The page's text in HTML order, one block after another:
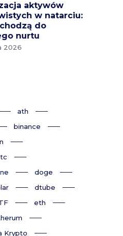
aktywów
w natarciu:
do
nurtu
2026
ath
binance
doge
dtube
eth
Krypto